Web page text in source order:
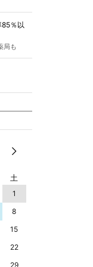
85％以
局も
土
1
8
15
22
29